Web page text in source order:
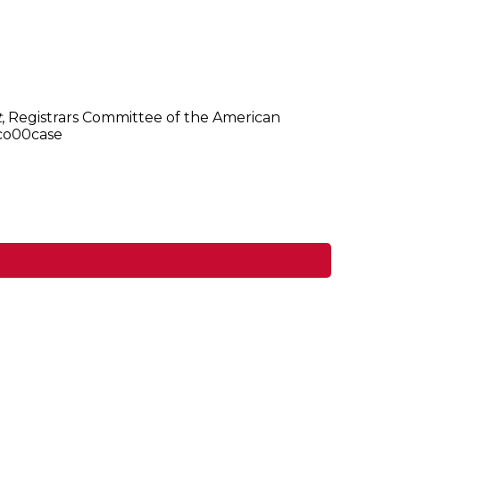
, Registrars Committee of the American